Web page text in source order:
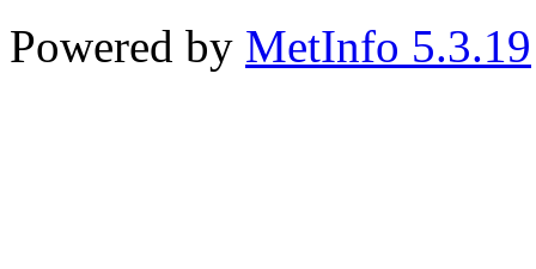
Powered by MetInfo 5.3.19